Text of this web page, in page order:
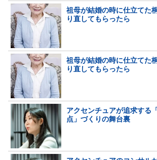
祖母が結婚の時に仕立てた
り直してもらったら
祖母が結婚の時に仕立てた
り直してもらったら
アクセンチュアが追求する
点」づくりの舞台裏